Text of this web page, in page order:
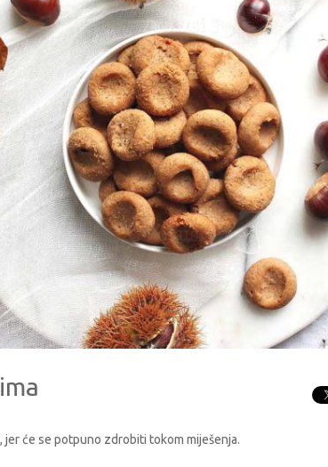
će se potpuno zdrobiti tokom miješenja.